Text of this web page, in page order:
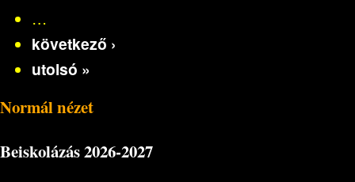
…
következő ›
utolsó »
Normál nézet
Beiskolázás2026-2027